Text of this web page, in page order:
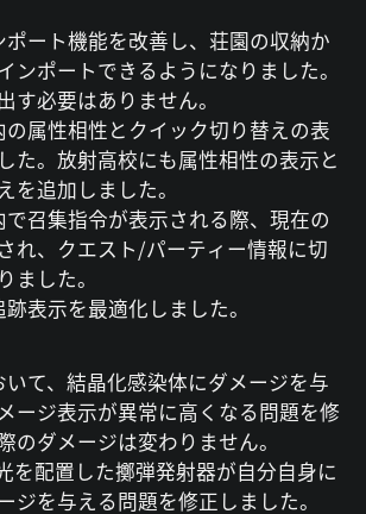
ポート機能を改善し、荘園の収納か
ンポートできるようになりました。
す必要はありません。
の属性相性とクイック切り替えの表
た。放射高校にも属性相性の表示と
を追加しました。
で召集指令が表示される際、現在の
れ、クエスト/パーティー情報に切
ました。
表示を最適化しました。
いて、結晶化感染体にダメージを与
ージ表示が異常に高くなる問題を修
のダメージは変わりません。
を配置した擲弾発射器が自分自身に
ジを与える問題を修正しました。